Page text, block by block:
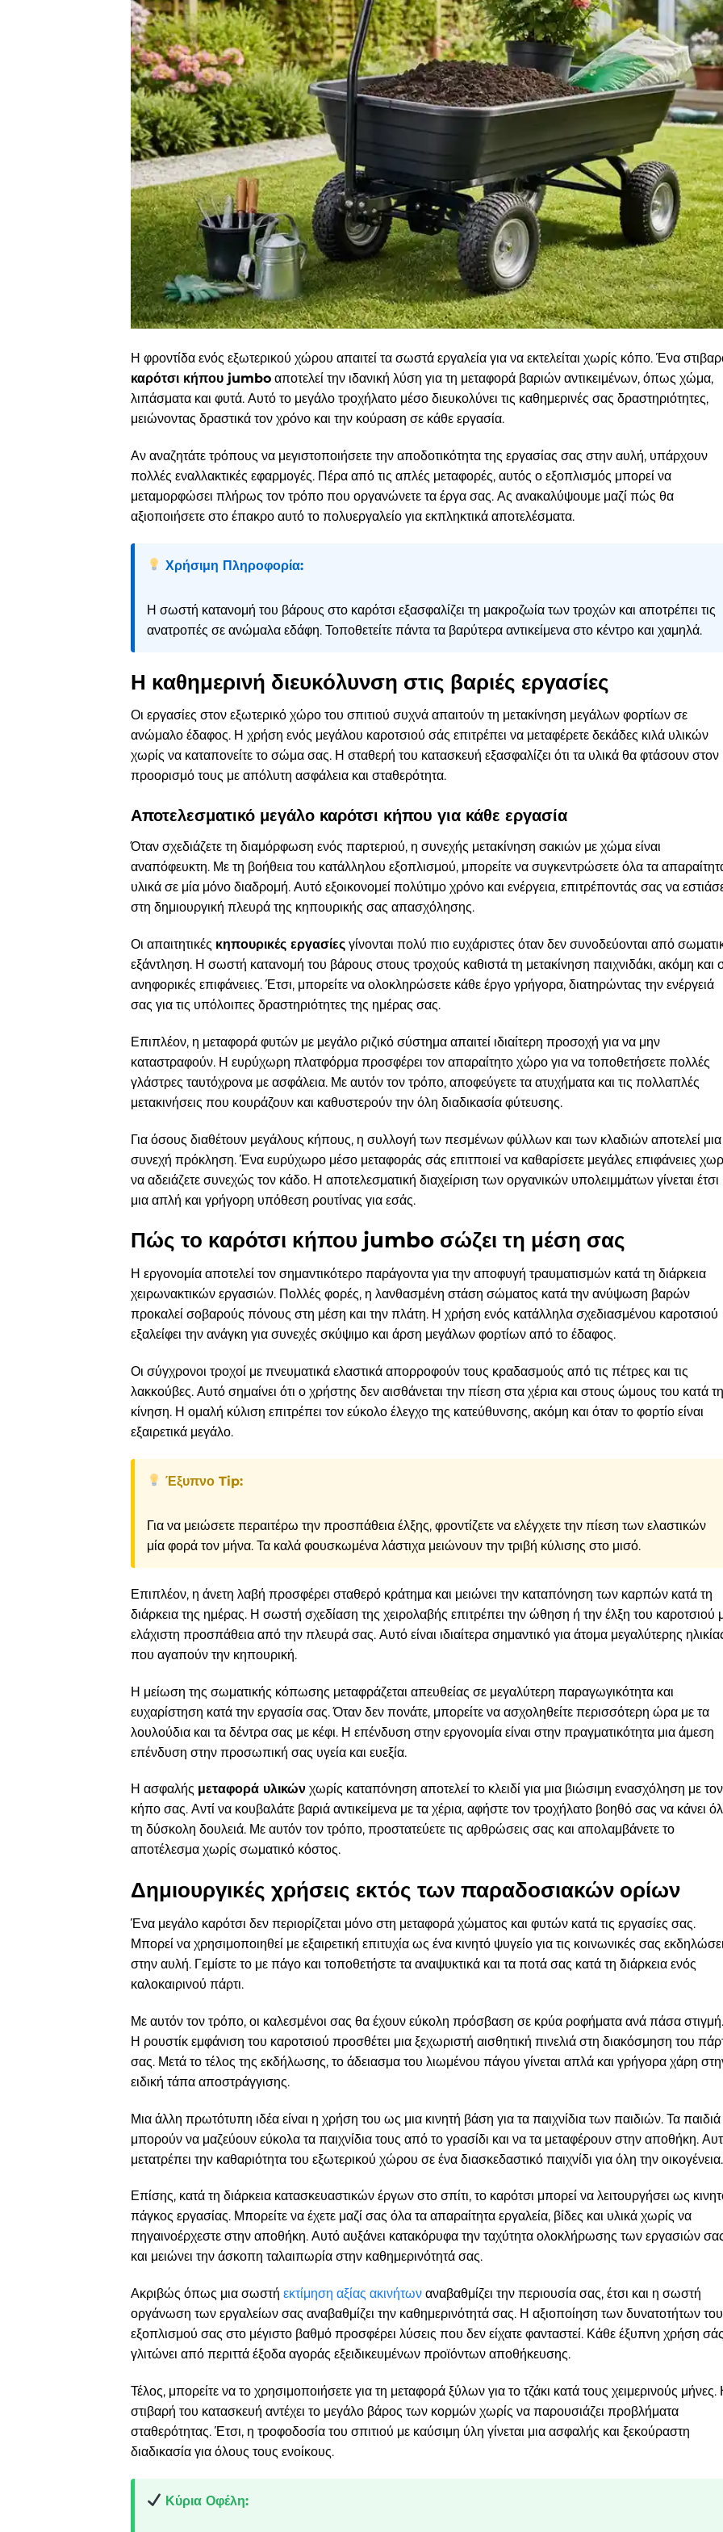
Η φροντίδα ενός εξωτερικού χώρου απαιτεί τα σωστά εργαλεία για να εκτελείται χωρίς κόπο. Ένα
καρότσι κήπου jumbo αποτελεί την ιδανική λύση για τη μεταφορά βαριών αντικειμένων, όπως χώμα,
λιπάσματα και φυτά. Αυτό το μεγάλο τροχήλατο μέσο διευκολύνει τις καθημερινές σας δραστηριότητες,
μειώνοντας δραστικά τον χρόνο και την κούραση σε κάθε εργασία.
Αν αναζητάτε τρόπους να μεγιστοποιήσετε την αποδοτικότητα της εργασίας σας στην αυλή, υπάρχουν
πολλές εναλλακτικές εφαρμογές. Πέρα από τις απλές μεταφορές, αυτός ο εξοπλισμός μπορεί να
μεταμορφώσει πλήρως τον τρόπο που οργανώνετε τα έργα σας. Ας ανακαλύψουμε μαζί πώς θα
αξιοποιήσετε στο έπακρο αυτό το πολυεργαλείο για εκπληκτικά αποτελέσματα.
Χρήσιμη Πληροφορία:
Η σωστή κατανομή του βάρους στο καρότσι εξασφαλίζει τη μακροζωία των τροχών και αποτρέπει τις
ανατροπές σε ανώμαλα εδάφη. Τοποθετείτε πάντα τα βαρύτερα αντικείμενα στο κέντρο και χαμηλά.
Η καθημερινή διευκόλυνση στις βαριές εργασίες
Οι εργασίες στον εξωτερικό χώρο του σπιτιού συχνά απαιτούν τη μετακίνηση μεγάλων φορτίων σε
ανώμαλο έδαφος. Η χρήση ενός μεγάλου καροτσιού σάς επιτρέπει να μεταφέρετε δεκάδες κιλά υλικών
χωρίς να καταπονείτε το σώμα σας. Η σταθερή του κατασκευή εξασφαλίζει ότι τα υλικά θα φτάσουν στον
προορισμό τους με απόλυτη ασφάλεια και σταθερότητα.
Αποτελεσματικό μεγάλο καρότσι κήπου για κάθε εργασία
Όταν σχεδιάζετε τη διαμόρφωση ενός παρτεριού, η συνεχής μετακίνηση σακιών με χώμα είναι
αναπόφευκτη. Με τη βοήθεια του κατάλληλου εξοπλισμού, μπορείτε να συγκεντρώσετε όλα τα
υλικά σε μία μόνο διαδρομή. Αυτό εξοικονομεί πολύτιμο χρόνο και ενέργεια, επιτρέποντάς σας να
στη δημιουργική πλευρά της κηπουρικής σας απασχόλησης.
Οι απαιτητικές κηπουρικές εργασίες γίνονται πολύ πιο ευχάριστες όταν δεν συνοδεύονται από
εξάντληση. Η σωστή κατανομή του βάρους στους τροχούς καθιστά τη μετακίνηση παιχνιδάκι, ακόμη και
ανηφορικές επιφάνειες. Έτσι, μπορείτε να ολοκληρώσετε κάθε έργο γρήγορα, διατηρώντας την ενέργειά
σας για τις υπόλοιπες δραστηριότητες της ημέρας σας.
Επιπλέον, η μεταφορά φυτών με μεγάλο ριζικό σύστημα απαιτεί ιδιαίτερη προσοχή για να μην
καταστραφούν. Η ευρύχωρη πλατφόρμα προσφέρει τον απαραίτητο χώρο για να τοποθετήσετε πολλές
γλάστρες ταυτόχρονα με ασφάλεια. Με αυτόν τον τρόπο, αποφεύγετε τα ατυχήματα και τις πολλαπλές
μετακινήσεις που κουράζουν και καθυστερούν την όλη διαδικασία φύτευσης.
Για όσους διαθέτουν μεγάλους κήπους, η συλλογή των πεσμένων φύλλων και των κλαδιών αποτελεί μια
συνεχή πρόκληση. Ένα ευρύχωρο μέσο μεταφοράς σάς επιτποιεί να καθαρίσετε μεγάλες επιφάνειες
να αδειάζετε συνεχώς τον κάδο. Η αποτελεσματική διαχείριση των οργανικών υπολειμμάτων γίνεται έτσι
μια απλή και γρήγορη υπόθεση ρουτίνας για εσάς.
Πώς το καρότσι κήπου jumbo σώζει τη μέση σας
Η εργονομία αποτελεί τον σημαντικότερο παράγοντα για την αποφυγή τραυματισμών κατά τη διάρκεια
χειρωνακτικών εργασιών. Πολλές φορές, η λανθασμένη στάση σώματος κατά την ανύψωση βαρών
προκαλεί σοβαρούς πόνους στη μέση και την πλάτη. Η χρήση ενός κατάλληλα σχεδιασμένου καροτσιού
εξαλείφει την ανάγκη για συνεχές σκύψιμο και άρση μεγάλων φορτίων από το έδαφος.
Οι σύγχρονοι τροχοί με πνευματικά ελαστικά απορροφούν τους κραδασμούς από τις πέτρες και τις
λακκούβες. Αυτό σημαίνει ότι ο χρήστης δεν αισθάνεται την πίεση στα χέρια και στους ώμους του κατά
κίνηση. Η ομαλή κύλιση επιτρέπει τον εύκολο έλεγχο της κατεύθυνσης, ακόμη και όταν το φορτίο είναι
εξαιρετικά μεγάλο.
Έξυπνο Tip:
Για να μειώσετε περαιτέρω την προσπάθεια έλξης, φροντίζετε να ελέγχετε την πίεση των ελαστικών
μία φορά τον μήνα. Τα καλά φουσκωμένα λάστιχα μειώνουν την τριβή κύλισης στο μισό.
Επιπλέον, η άνετη λαβή προσφέρει σταθερό κράτημα και μειώνει την καταπόνηση των καρπών κατά τη
διάρκεια της ημέρας. Η σωστή σχεδίαση της χειρολαβής επιτρέπει την ώθηση ή την έλξη του καροτσιού
ελάχιστη προσπάθεια από την πλευρά σας. Αυτό είναι ιδιαίτερα σημαντικό για άτομα μεγαλύτερης
που αγαπούν την κηπουρική.
Η μείωση της σωματικής κόπωσης μεταφράζεται απευθείας σε μεγαλύτερη παραγωγικότητα και
ευχαρίστηση κατά την εργασία σας. Όταν δεν πονάτε, μπορείτε να ασχοληθείτε περισσότερη ώρα με τα
λουλούδια και τα δέντρα σας με κέφι. Η επένδυση στην εργονομία είναι στην πραγματικότητα μια άμεση
επένδυση στην προσωπική σας υγεία και ευεξία.
Η ασφαλής μεταφορά υλικών χωρίς καταπόνηση αποτελεί το κλειδί για μια βιώσιμη ενασχόληση με τον
κήπο σας. Αντί να κουβαλάτε βαριά αντικείμενα με τα χέρια, αφήστε τον τροχήλατο βοηθό σας να κάνει
τη δύσκολη δουλειά. Με αυτόν τον τρόπο, προστατεύετε τις αρθρώσεις σας και απολαμβάνετε το
αποτέλεσμα χωρίς σωματικό κόστος.
Δημιουργικές χρήσεις εκτός των παραδοσιακών ορίων
Ένα μεγάλο καρότσι δεν περιορίζεται μόνο στη μεταφορά χώματος και φυτών κατά τις εργασίες σας.
Μπορεί να χρησιμοποιηθεί με εξαιρετική επιτυχία ως ένα κινητό ψυγείο για τις κοινωνικές σας
στην αυλή. Γεμίστε το με πάγο και τοποθετήστε τα αναψυκτικά και τα ποτά σας κατά τη διάρκεια ενός
καλοκαιρινού πάρτι.
Με αυτόν τον τρόπο, οι καλεσμένοι σας θα έχουν εύκολη πρόσβαση σε κρύα ροφήματα ανά πάσα στιγμή.
Η ρουστίκ εμφάνιση του καροτσιού προσθέτει μια ξεχωριστή αισθητική πινελιά στη διακόσμηση του
σας. Μετά το τέλος της εκδήλωσης, το άδειασμα του λιωμένου πάγου γίνεται απλά και γρήγορα χάρη
ειδική τάπα αποστράγγισης.
Μια άλλη πρωτότυπη ιδέα είναι η χρήση του ως μια κινητή βάση για τα παιχνίδια των παιδιών. Τα παιδιά
μπορούν να μαζεύουν εύκολα τα παιχνίδια τους από το γρασίδι και να τα μεταφέρουν στην αποθήκη.
μετατρέπει την καθαριότητα του εξωτερικού χώρου σε ένα διασκεδαστικό παιχνίδι για όλη την οικογένεια.
Επίσης, κατά τη διάρκεια κατασκευαστικών έργων στο σπίτι, το καρότσι μπορεί να λειτουργήσει ως
πάγκος εργασίας. Μπορείτε να έχετε μαζί σας όλα τα απαραίτητα εργαλεία, βίδες και υλικά χωρίς να
πηγαινοέρχεστε στην αποθήκη. Αυτό αυξάνει κατακόρυφα την ταχύτητα ολοκλήρωσης των εργασιών
και μειώνει την άσκοπη ταλαιπωρία στην καθημερινότητά σας.
Ακριβώς όπως μια σωστή εκτίμηση αξίας ακινήτων αναβαθμίζει την περιουσία σας, έτσι και η σωστή
οργάνωση των εργαλείων σας αναβαθμίζει την καθημερινότητά σας. Η αξιοποίηση των δυνατοτήτων του
εξοπλισμού σας στο μέγιστο βαθμό προσφέρει λύσεις που δεν είχατε φανταστεί. Κάθε έξυπνη χρήση
γλιτώνει από περιττά έξοδα αγοράς εξειδικευμένων προϊόντων αποθήκευσης.
Τέλος, μπορείτε να το χρησιμοποιήσετε για τη μεταφορά ξύλων για το τζάκι κατά τους χειμερινούς μήνες.
στιβαρή του κατασκευή αντέχει το μεγάλο βάρος των κορμών χωρίς να παρουσιάζει προβλήματα
σταθερότητας. Έτσι, η τροφοδοσία του σπιτιού με καύσιμη ύλη γίνεται μια ασφαλής και ξεκούραστη
διαδικασία για όλους τους ενοίκους.
Κύρια Οφέλη: